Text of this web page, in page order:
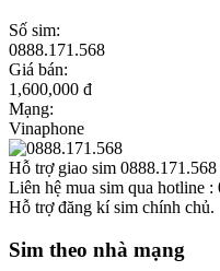
Số sim:
0888.171.568
Giá bán:
1,600,000 đ
Mạng:
Vinaphone
Hỗ trợ giao sim 0888.171.568
Liên hệ mua sim qua hotline
Hỗ trợ đăng kí sim chính chủ.
Sim theo nhà mạng